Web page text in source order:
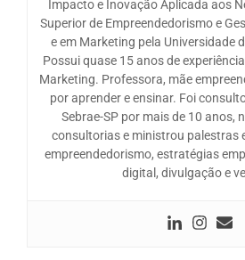
Impacto e Inovação Aplicada aos
Superior de Empreendedorismo e
e em Marketing pela Universidade
Possui quase 15 anos de
Marketing. Professora, mãe
por aprender e ensinar. Foi
Sebrae-SP por mais de 10 anos,
consultorias e ministrou palestras
empreendedorismo, estratégias
digital, divulgação e